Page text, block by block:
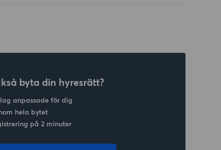
byta din hyresrätt?
anpassade för dig
hela bytet
på 2 minuter